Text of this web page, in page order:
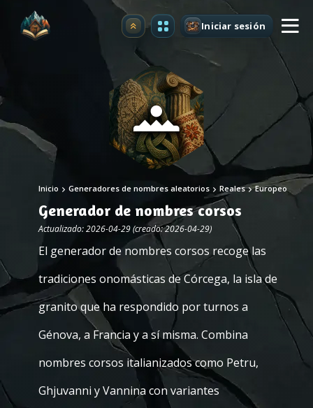
Mejorar Iniciar sesión
Inicio Generadores de nombres aleatorios Reales Europeo
Generador de nombres corsos
Actualizado: 2026-04-29 (creado: 2026-04-29)
El generador de nombres corsos recoge las
tradiciones onomásticas de Córcega, la isla de
granito que ha respondido por turnos a
Génova, a Francia y a sí misma. Combina
nombres corsos italianizados como Petru,
Ghjuvanni y Vannina con variantes